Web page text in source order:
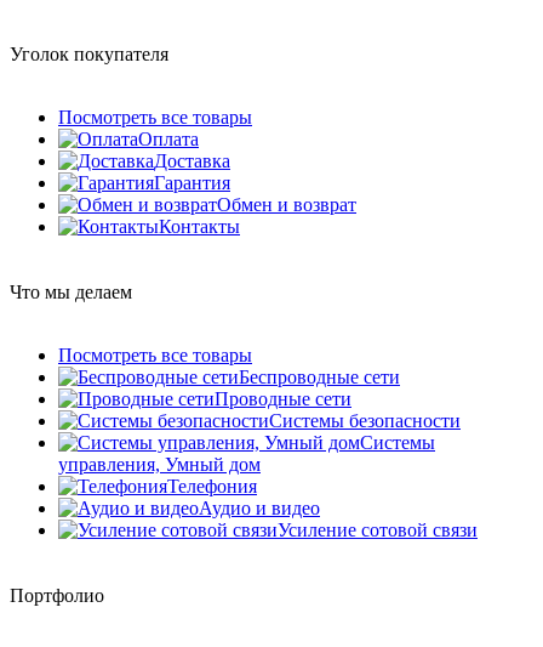
Уголок покупателя
Посмотреть все товары
Оплата
Доставка
Гарантия
Обмен и возврат
Контакты
Что мы делаем
Посмотреть все товары
Беспроводные сети
Проводные сети
Системы безопасности
Системы
управления, Умный дом
Телефония
Аудио и видео
Усиление сотовой связи
Портфолио